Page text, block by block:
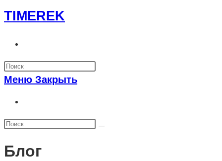
Перейти
к
TIMEREK
по
веб-
Меню Закрыть
по
сайту
Блог